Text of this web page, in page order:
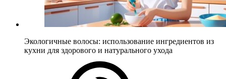
Экологичные волосы: использование ингредиентов из
кухни для здорового и натурального ухода